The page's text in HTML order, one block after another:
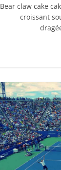
Bear claw cake
croissant